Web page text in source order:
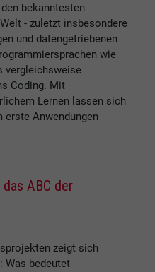
bekanntesten
- zuletzt insbesondere
und datengetriebenen
wie
vergleichsweise
Coding. Mit
Lernen lassen sich
Anwendungen
ABC der
zeigt sich
Was bedeutet